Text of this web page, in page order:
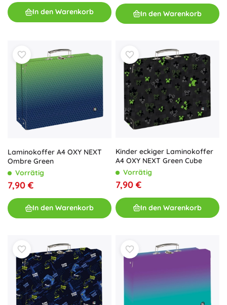
In den Warenkorb In den Warenkorb
Laminokoffer A4 OXY NEXT
Ombre Green
Vorrätig
7,90 €
In den Warenkorb
Kinder eckiger Laminokoffer
A4 OXY NEXT Green Cube
Vorrätig
7,90 €
In den Warenkorb